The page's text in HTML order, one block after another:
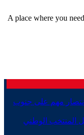
A place where you
تدشن كأس العالم 2026 بانتصار مهم على جنوب
المنتخب الوطني